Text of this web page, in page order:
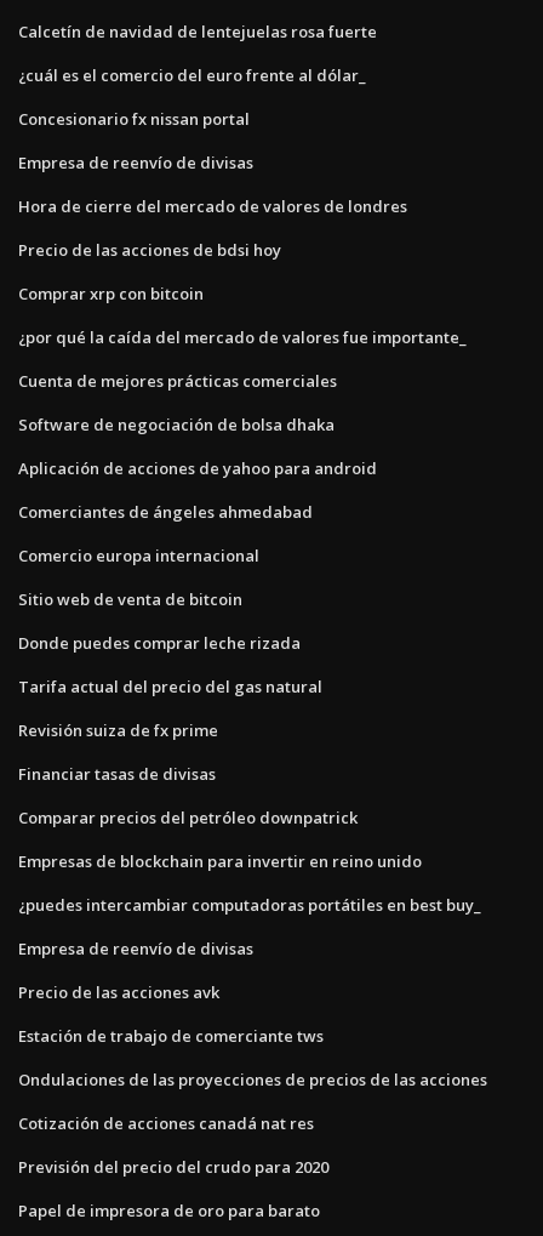
Calcetín de navidad de lentejuelas rosa fuerte
¿cuál es el comercio del euro frente al dólar_
Concesionario fx nissan portal
Empresa de reenvío de divisas
Hora de cierre del mercado de valores de londres
Precio de las acciones de bdsi hoy
Comprar xrp con bitcoin
¿por qué la caída del mercado de valores fue importante_
Cuenta de mejores prácticas comerciales
Software de negociación de bolsa dhaka
Aplicación de acciones de yahoo para android
Comerciantes de ángeles ahmedabad
Comercio europa internacional
Sitio web de venta de bitcoin
Donde puedes comprar leche rizada
Tarifa actual del precio del gas natural
Revisión suiza de fx prime
Financiar tasas de divisas
Comparar precios del petróleo downpatrick
Empresas de blockchain para invertir en reino unido
¿puedes intercambiar computadoras portátiles en best buy_
Empresa de reenvío de divisas
Precio de las acciones avk
Estación de trabajo de comerciante tws
Ondulaciones de las proyecciones de precios de las acciones
Cotización de acciones canadá nat res
Previsión del precio del crudo para 2020
Papel de impresora de oro para barato